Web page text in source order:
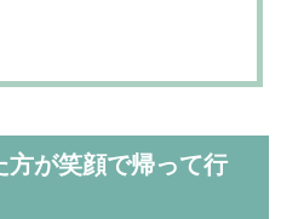
方が笑顔で帰って行